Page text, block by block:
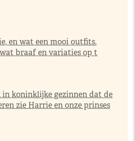
en wat een mooi outfits.
braaf en variaties op t
koninklijke gezinnen dat de
zie Harrie en onze prinses